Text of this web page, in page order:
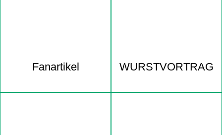
Fanartikel WURST­VORTRAG